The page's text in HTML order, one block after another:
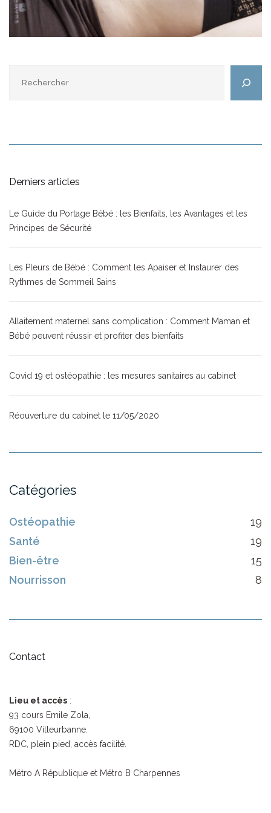
Derniers articles
Le Guide du Portage Bébé : les Bienfaits, les Avantages et les
Principes de Sécurité
Les Pleurs de Bébé : Comment les Apaiser et Instaurer des
Rythmes de Sommeil Sains
Allaitement maternel sans complication : Comment Maman et
Bébé peuvent réussir et profiter des bienfaits
Covid 19 et ostéopathie : les mesures sanitaires au cabinet
Réouverture du cabinet le 11/05/2020
Catégories
Ostéopathie
19
Santé
19
Bien-être
15
Nourrisson
8
Contact
Lieu et accès :
93 cours Emile Zola,
69100 Villeurbanne.
RDC, plein pied, accès facilité.
Métro A République et Métro B Charpennes